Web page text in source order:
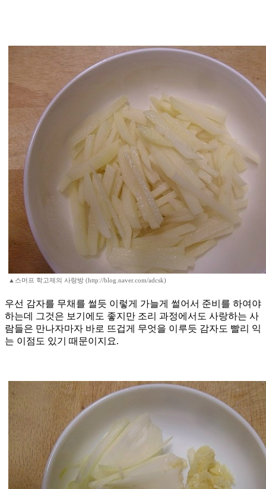
▲스머프 학고제의 사랑방 (http://blog.naver.com/adcsk)
우선 감자를 무채를 썰듯 이렇게 가늘게 썰어서 준비를 하여야
하는데 그것은 보기에도 좋지만 조리 과정에서도 사랑하는 사
람들은 만나자마자 바로 뜨겁게 무엇을 이루듯 감자도 빨리 익
는 이점도 있기 때문이지요.